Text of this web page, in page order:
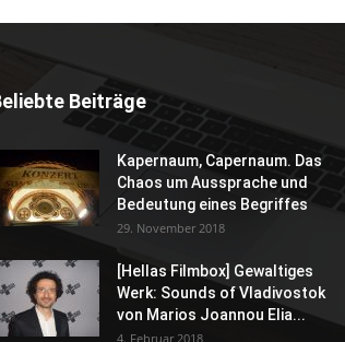
Beiträge
Kapernaum, Capernaum. Das
Chaos um Aussprache und
Bedeutung eines Begriffes
29. November 2018
[Hellas Filmbox] Gewaltiges
Werk: Sounds of Vladivostok
von Marios Joannou Elia...
4. Februar 2018